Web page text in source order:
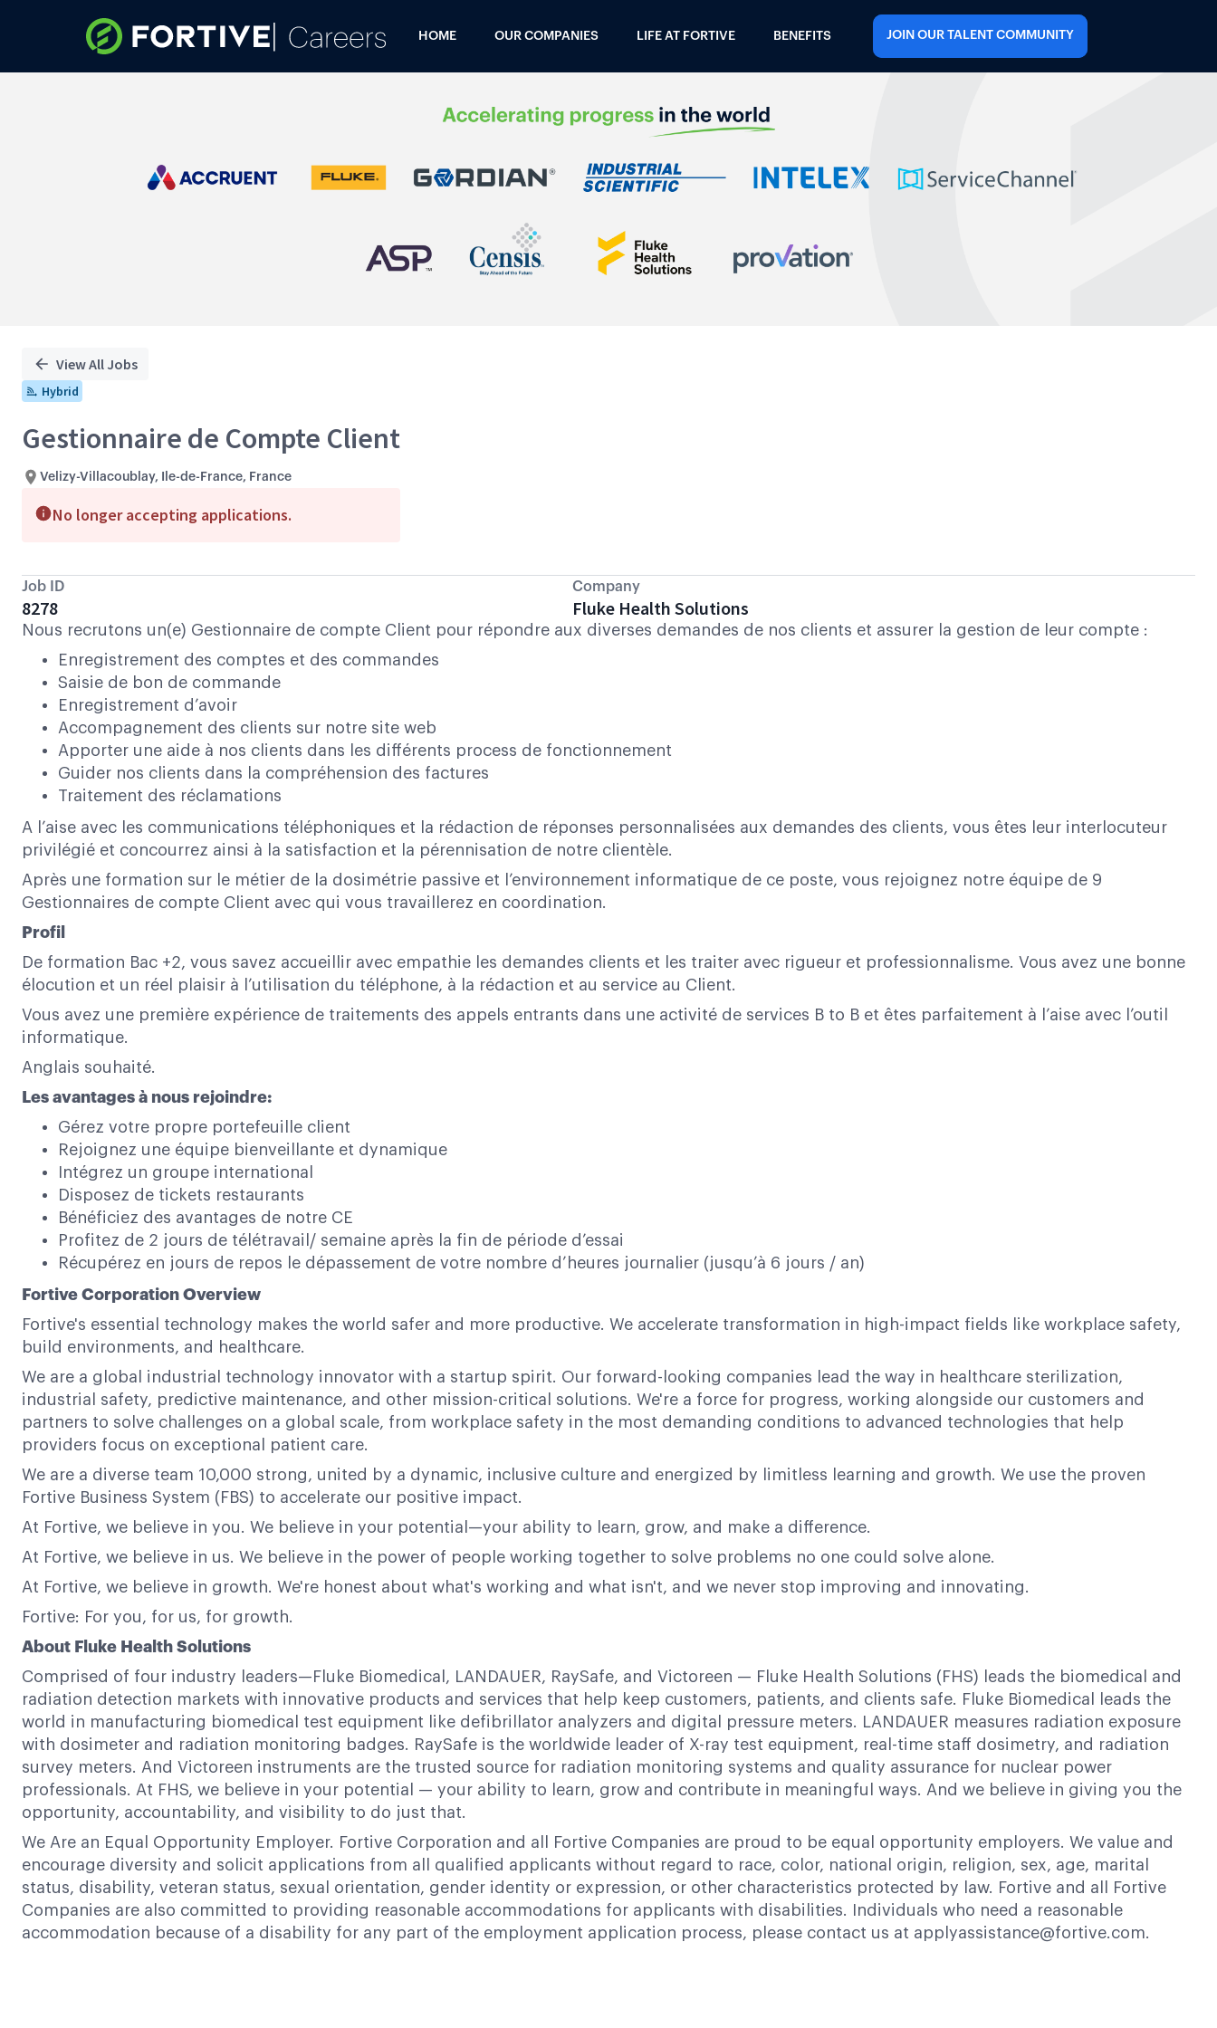
HOME OUR COMPANIES LIFE AT FORTIVE BENEFITS JOIN OUR TALENT COMMUNITY
View All Jobs
Hybrid
Gestionnaire de Compte Client
Velizy-Villacoublay, Ile-de-France, France
No longer accepting applications.
Job ID
8278
Company
Fluke Health Solutions
Nous recrutons un(e) Gestionnaire de compte Client pour répondre aux diverses demandes de nos clients et assurer la gestion de leur compte :
Enregistrement des comptes et des commandes
Saisie de bon de commande
Enregistrement d’avoir
Accompagnement des clients sur notre site web
Apporter une aide à nos clients dans les différents process de fonctionnement
Guider nos clients dans la compréhension des factures
Traitement des réclamations
A l’aise avec les communications téléphoniques et la rédaction de réponses personnalisées aux demandes des clients, vous êtes leur interlocuteur
privilégié et concourrez ainsi à la satisfaction et la pérennisation de notre clientèle.
Après une formation sur le métier de la dosimétrie passive et l’environnement informatique de ce poste, vous rejoignez notre équipe de 9
Gestionnaires de compte Client avec qui vous travaillerez en coordination.
Profil
De formation Bac +2, vous savez accueillir avec empathie les demandes clients et les traiter avec rigueur et professionnalisme. Vous avez une bonne
élocution et un réel plaisir à l’utilisation du téléphone, à la rédaction et au service au Client.
Vous avez une première expérience de traitements des appels entrants dans une activité de services B to B et êtes parfaitement à l’aise avec l’outil
informatique.
Anglais souhaité.
Les avantages à nous rejoindre:
Gérez votre propre portefeuille client
Rejoignez une équipe bienveillante et dynamique
Intégrez un groupe international
Disposez de tickets restaurants
Bénéficiez des avantages de notre CE
Profitez de 2 jours de télétravail/ semaine après la fin de période d’essai
Récupérez en jours de repos le dépassement de votre nombre d’heures journalier (jusqu’à 6 jours / an)
Fortive Corporation Overview
Fortive's essential technology makes the world safer and more productive. We accelerate transformation in high-impact fields like workplace safety,
build environments, and healthcare.
We are a global industrial technology innovator with a startup spirit. Our forward-looking companies lead the way in healthcare sterilization,
industrial safety, predictive maintenance, and other mission-critical solutions. We're a force for progress, working alongside our customers and
partners to solve challenges on a global scale, from workplace safety in the most demanding conditions to advanced technologies that help
providers focus on exceptional patient care.
We are a diverse team 10,000 strong, united by a dynamic, inclusive culture and energized by limitless learning and growth. We use the proven
Fortive Business System (FBS) to accelerate our positive impact.
At Fortive, we believe in you. We believe in your potential—your ability to learn, grow, and make a difference.
At Fortive, we believe in us. We believe in the power of people working together to solve problems no one could solve alone.
At Fortive, we believe in growth. We're honest about what's working and what isn't, and we never stop improving and innovating.
Fortive: For you, for us, for growth.
About Fluke Health Solutions
Comprised of four industry leaders—Fluke Biomedical, LANDAUER, RaySafe, and Victoreen — Fluke Health Solutions (FHS) leads the biomedical and
radiation detection markets with innovative products and services that help keep customers, patients, and clients safe. Fluke Biomedical leads the
world in manufacturing biomedical test equipment like defibrillator analyzers and digital pressure meters. LANDAUER measures radiation exposure
with dosimeter and radiation monitoring badges. RaySafe is the worldwide leader of X-ray test equipment, real-time staff dosimetry, and radiation
survey meters. And Victoreen instruments are the trusted source for radiation monitoring systems and quality assurance for nuclear power
professionals. At FHS, we believe in your potential — your ability to learn, grow and contribute in meaningful ways. And we believe in giving you the
opportunity, accountability, and visibility to do just that.
We Are an Equal Opportunity Employer. Fortive Corporation and all Fortive Companies are proud to be equal opportunity employers. We value and
encourage diversity and solicit applications from all qualified applicants without regard to race, color, national origin, religion, sex, age, marital
status, disability, veteran status, sexual orientation, gender identity or expression, or other characteristics protected by law. Fortive and all Fortive
Companies are also committed to providing reasonable accommodations for applicants with disabilities. Individuals who need a reasonable
accommodation because of a disability for any part of the employment application process, please contact us at applyassistance@fortive.com.